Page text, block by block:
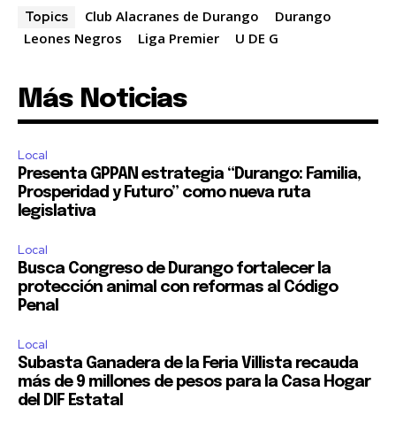
Topics Club Alacranes de Durango
Durango
Leones Negros
Liga Premier U DE G
Más Noticias
Local
Presenta GPPAN estrategia “Durango: Familia,
Prosperidad y Futuro” como nueva ruta
legislativa
Local
Busca Congreso de Durango fortalecer la
protección animal con reformas al Código
Penal
Local
Subasta Ganadera de la Feria Villista recauda
más de 9 millones de pesos para la Casa Hogar
del DIF Estatal